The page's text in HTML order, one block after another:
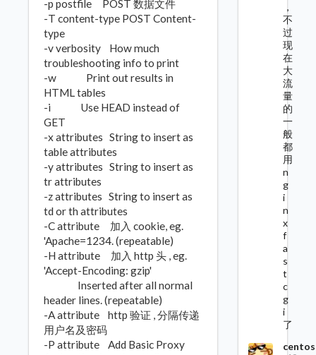
-p postfile POST 数据文件
-T content-type POST Content-
type
-v verbosity How much
troubleshooting info to print
-w Print out results in
HTML tables
-i Use HEAD instead of
GET
-x attributes String to insert as
table attributes
-y attributes String to insert as
tr attributes
-z attributes String to insert as
td or th attributes
-C attribute 加入 cookie, eg.
'Apache=1234. (repeatable)
-H attribute 加入 http 头 , eg.
'Accept-Encoding: gzip'
Inserted after all normal
header lines. (repeatable)
-A attribute http 验证 , 分隔传递
用户名及密码
-P attribute Add Basic Proxy
，
不
过
现
在
大
流
量
的
一
般
都
用
n
g
i
n
x
f
a
s
t
c
g
i
了
centos